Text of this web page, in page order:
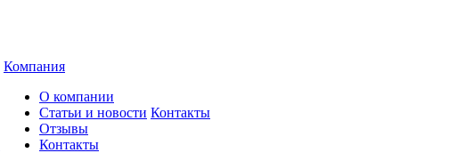
Компания
О компании
Статьи и новости
Отзывы
Контакты
Контакты